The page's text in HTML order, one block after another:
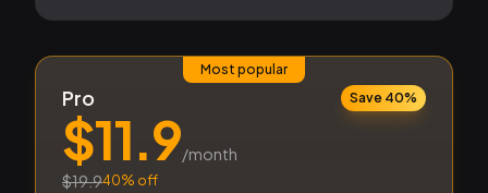
Most popular
Pro Save 40%
$11.9/month
$19.940% off